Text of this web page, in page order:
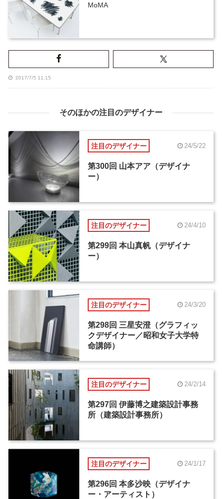
MoMA
2017/7/5 11:15
そのほかの注目のデザイナー
注目のデザイナー 24/5/22
第300回 山本アア（デザイナ
ー）
注目のデザイナー 24/4/10
第299回 本山真帆（デザイナ
ー）
注目のデザイナー 24/3/20
第298回 三星安澄（グラフィッ
クデザイナー／昭和女子大学特
命講師）
注目のデザイナー 24/2/14
第297回 伊藤博之建築設計事務
所（建築設計事務所）
注目のデザイナー 24/1/17
第296回 本多沙映（デザイナ
ー・アーティスト）